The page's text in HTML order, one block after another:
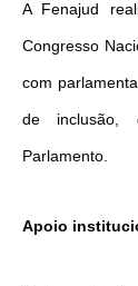
A Fenajud
Congresso
com
de inclusão,
Parlamento.
Apoio